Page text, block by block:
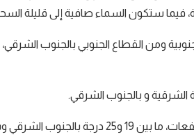
فيما ستكون السماء صافية إلى قليلة
ومن القطاع الجنوبي بالجنوب
و بالجنوب الشرقي.